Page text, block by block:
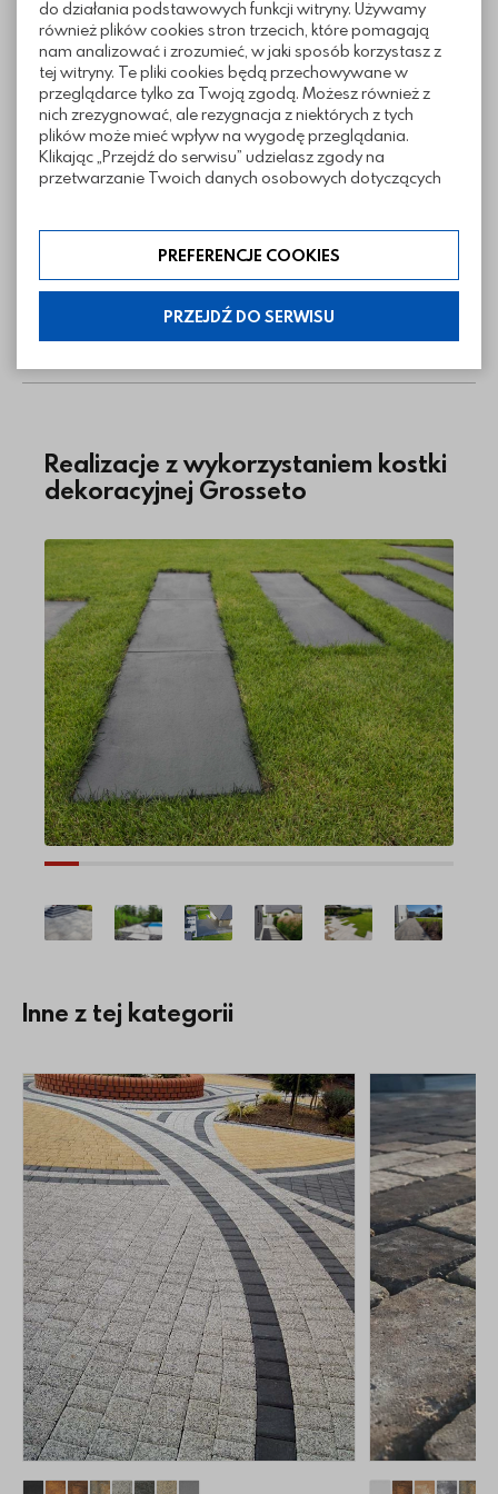
do działania podstawowych funkcji witryny. Używamy
również plików cookies stron trzecich, które pomagają
nam analizować i zrozumieć, w jaki sposób korzystasz z
tej witryny. Te pliki cookies będą przechowywane w
przeglądarce tylko za Twoją zgodą. Możesz również z
nich zrezygnować, ale rezygnacja z niektórych z tych
plików może mieć wpływ na wygodę przeglądania.
Klikając „Przejdź do serwisu” udzielasz zgody na
przetwarzanie Twoich danych osobowych dotyczących
zakres klikając w „Preferencje cookies”. W każdej chwili
możesz modyfikować udzielone zgody w zakładce:
informacje i regulaminy — ustawienia cookies.
PREFERENCJE COOKIES
PRZEJDŹ DO SERWISU
Informacje techniczne
Sposoby ułożenia
Pliki do pobrania
Realizacje z wykorzystaniem kostki
dekoracyjnej Grosseto
Inne z tej kategorii